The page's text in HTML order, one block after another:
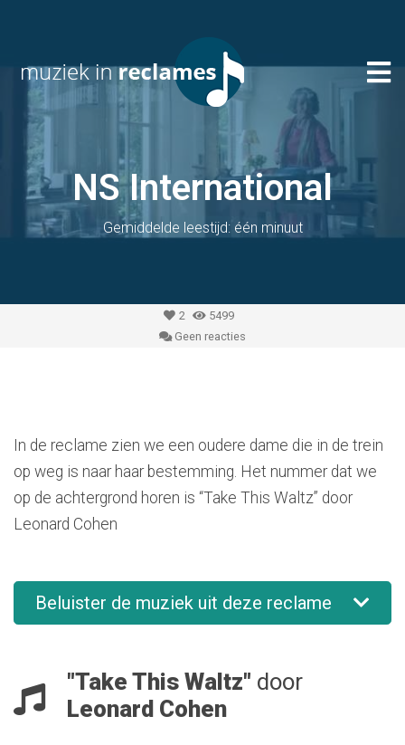
NS International
Gemiddelde leestijd: één minuut
2
5499
Geen reacties
In de reclame zien we een oudere dame die in de trein
op weg is naar haar bestemming. Het nummer dat we
op de achtergrond horen is “Take This Waltz” door
Leonard Cohen
Beluister de muziek uit deze reclame
"Take This Waltz" door
Leonard Cohen